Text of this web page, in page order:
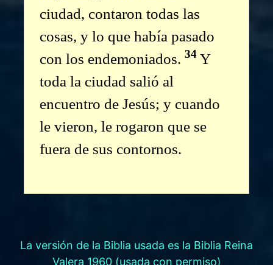
ciudad, contaron todas las
cosas, y lo que había pasado
con los endemoniados. 34 Y
toda la ciudad salió al
encuentro de Jesús; y cuando
le vieron, le rogaron que se
fuera de sus contornos.
La versión de la Biblia usada es la Biblia Reina
Valera 1960 (usada con permiso)